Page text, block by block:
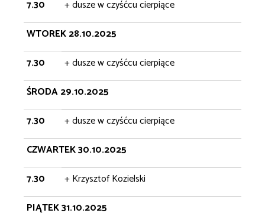
7.30
+ dusze w czyśćcu cierpiące
WTOREK 28.10.2025
7.30
+ dusze w czyśćcu cierpiące
ŚRODA 29.10.2025
7.30
+ dusze w czyśćcu cierpiące
CZWARTEK 30.10.2025
7.30
+ Krzysztof Kozielski
PIĄTEK 31.10.2025